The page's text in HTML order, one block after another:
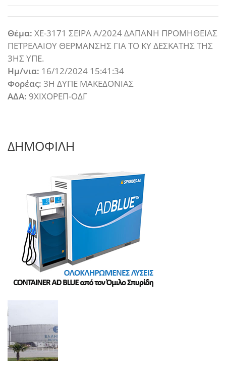
Θέμα: ΧΕ-3171 ΣΕΙΡΑ Α/2024 ΔΑΠΑΝΗ ΠΡΟΜΗΘΕΙΑΣ
ΠΕΤΡΕΛΑΙΟΥ ΘΕΡΜΑΝΣΗΣ ΓΙΑ ΤΟ ΚΥ ΔΕΣΚΑΤΗΣ ΤΗΣ
3ΗΣ ΥΠΕ.
Ημ/νια: 16/12/2024 15:41:34
Φορέας: 3Η ΔΥΠΕ ΜΑΚΕΔΟΝΙΑΣ
ΑΔΑ: 9ΧΙΧΟΡΕΠ-ΟΔΓ
ΔΗΜΟΦΙΛΗ